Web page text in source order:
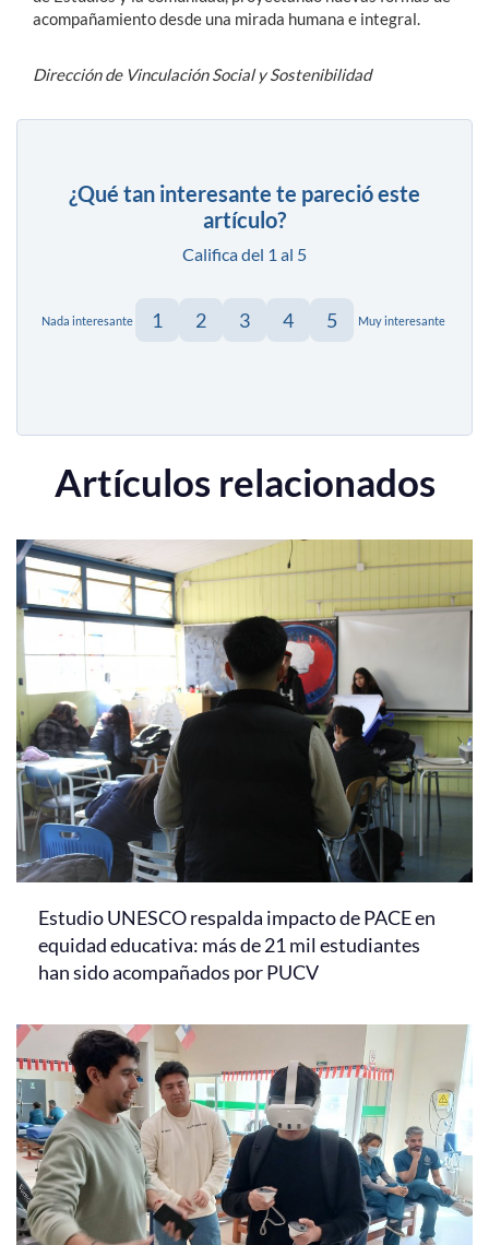
acompañamiento desde una mirada humana e integral.
Dirección de Vinculación Social y Sostenibilidad
¿Qué tan interesante te pareció este
artículo?
Califica del 1 al 5
Nada interesante 1 2 3 4 5 Muy interesante
Artículos relacionados
Estudio UNESCO respalda impacto de PACE en
equidad educativa: más de 21 mil estudiantes
han sido acompañados por PUCV